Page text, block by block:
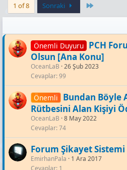
1 of 8 Sonraki
Önemli Duyuru PCH
Olsun [Ana Konu]
OceanLaB 26 Şub 2023
Cevaplar 99
Önemli
Bundan Böyle
Rütbesini Alan Kişiyi
OceanLaB 8 May 2022
Cevaplar 74
Forum Şikayet Sistemi
EmirhanPala
1 Ara 2017